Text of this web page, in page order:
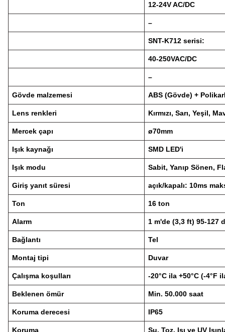
12-24V AC/DC
–
SNT-K712 serisi:
40-250VAC/DC
–
Gövde malzemesi ABS (Gövde) +
Lens renkleri Kırmızı, Sarı, Yeşil,
Mercek çapı ø70mm
Işık kaynağı SMD LED'i
Işık modu Sabit, Yanıp Sönen,
Giriş yanıt süresi açık/kapalı: 10ms
Ton 16 ton
Alarm 1 m'de (3,3 ft) 95-127
Bağlantı Tel
Montaj tipi Duvar
Çalışma koşulları -20°C ila +50°C (-4°F
Beklenen ömür Min. 50.000 saat
Koruma derecesi IP65
Koruma Su, Toz, Isı ve UV